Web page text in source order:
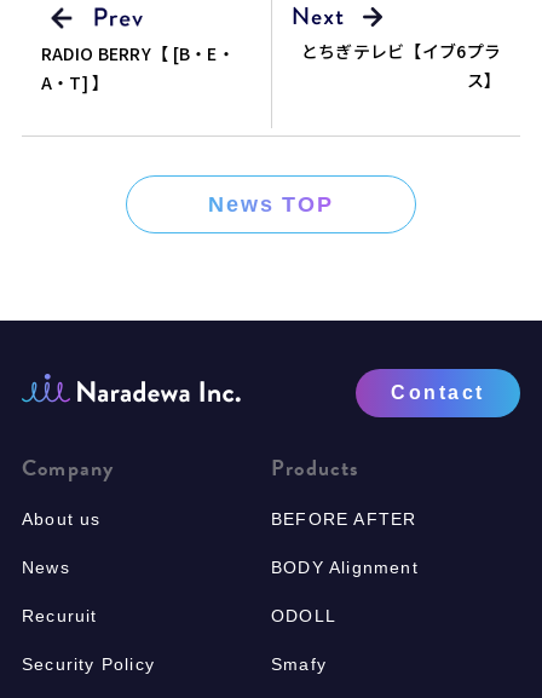
RADIO BERRY【 [B・E・
A・T] 】
とちぎテレビ【イブ6プラ
ス】
News TOP
Contact
Company
About us
News
Recuruit
Security Policy
Products
BEFORE AFTER
BODY Alignment
ODOLL
Smafy